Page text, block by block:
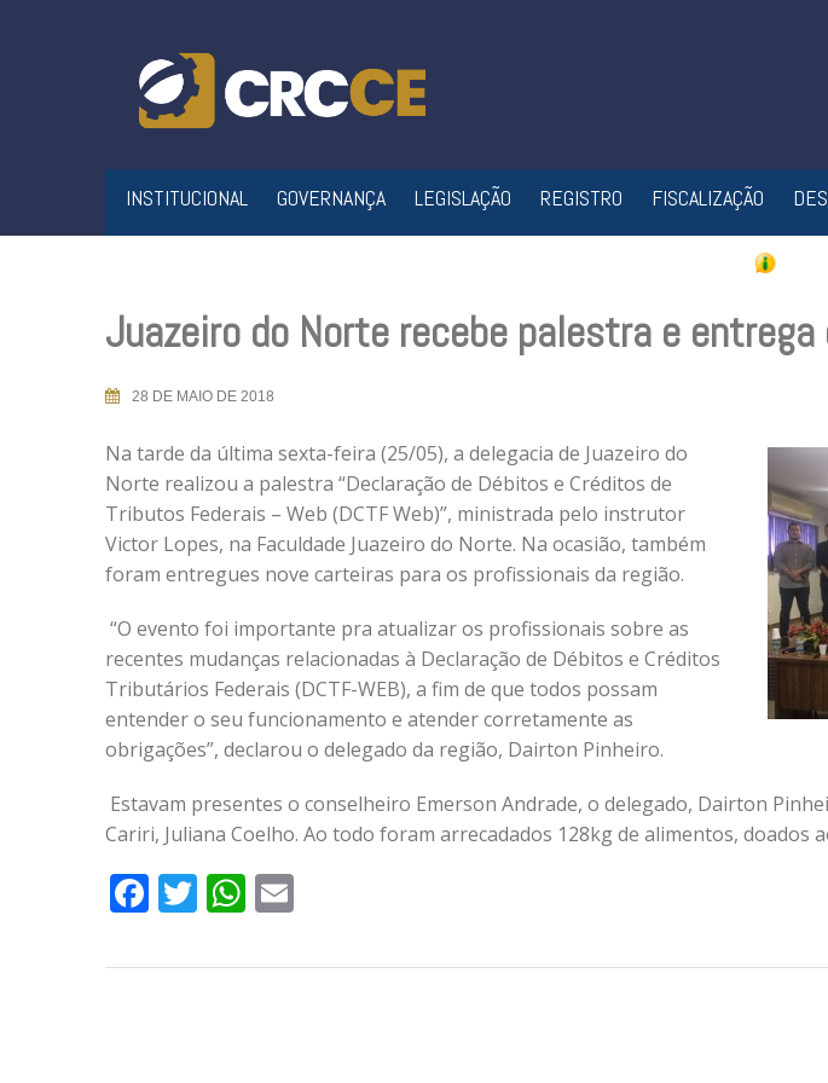
INSTITUCIONAL GOVERNANÇA LEGISLAÇÃO REGISTRO FISCALIZAÇÃO
Juazeiro do Norte recebe palestra e
28 DE MAIO DE 2018
Na tarde da última sexta-feira (25/05), a delegacia de Juazeiro do
Norte realizou a palestra “Declaração de Débitos e Créditos de
Tributos Federais – Web (DCTF Web)”, ministrada pelo instrutor
Victor Lopes, na Faculdade Juazeiro do Norte. Na ocasião, também
foram entregues nove carteiras para os profissionais da região.
“O evento foi importante pra atualizar os profissionais sobre as
recentes mudanças relacionadas à Declaração de Débitos e Créditos
Tributários Federais (DCTF-WEB), a fim de que todos possam
entender o seu funcionamento e atender corretamente as
obrigações”, declarou o delegado da região, Dairton Pinheiro.
Estavam presentes o conselheiro Emerson Andrade, o delegado, Dairton
Cariri, Juliana Coelho. Ao todo foram arrecadados 128kg de alimentos, doados
Facebook
TwitterWhatsApp